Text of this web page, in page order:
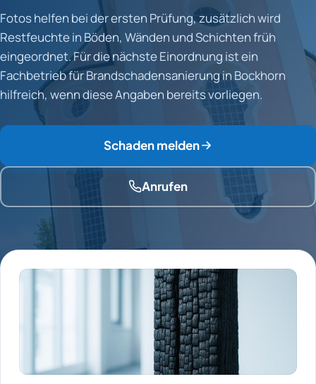
Fotos helfen bei der ersten Prüfung, zusätzlich wird
Restfeuchte in Böden, Wänden und Schichten früh
eingeordnet. Für die nächste Einordnung ist ein
Fachbetrieb für Brandschadensanierung in Bockhorn
hilfreich, wenn diese Angaben bereits vorliegen.
Schaden melden
Anrufen